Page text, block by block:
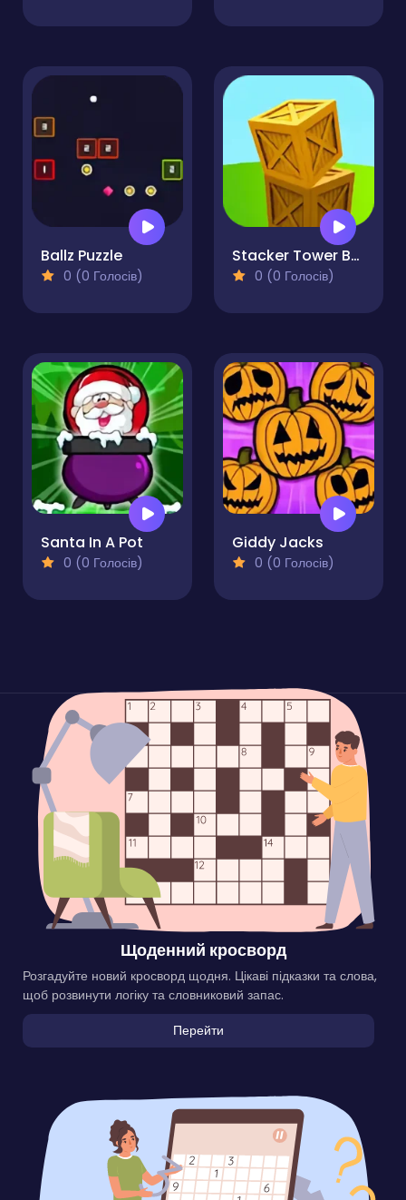
Ballz Puzzle
0 (0 Голосів)
Stacker Tower Boxes of Balance
0 (0 Голосів)
Santa In A Pot
0 (0 Голосів)
Giddy Jacks
0 (0 Голосів)
Щоденний кросворд
Розгадуйте новий кросворд щодня. Цікаві підказки та слова,
щоб розвинути логіку та словниковий запас.
Перейти